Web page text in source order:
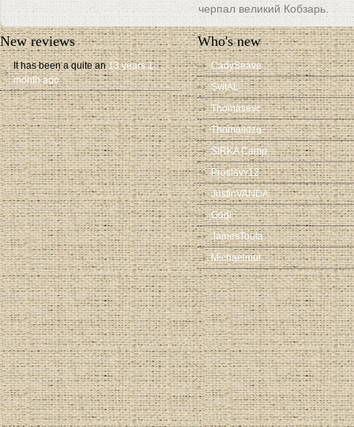
черпал великий Кобзарь.
New reviews
It has been a quite an 13 years 1
month ago
Who's new
CadySeave
SvitAL
Thomasevc
Thomasdzq
SIRKA Camp
Proslavv12
JustinVANDA
Gogi
JamesToula
Michaelmut